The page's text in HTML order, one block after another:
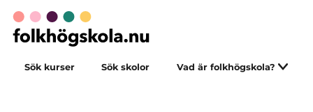
Sök kurser Sök skolor Vad är folkhögskola?